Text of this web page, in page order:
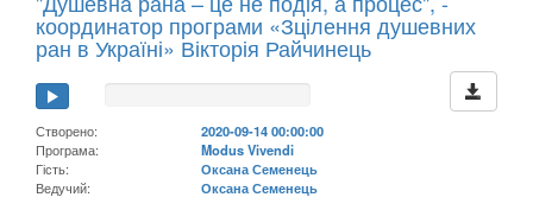
координатор програми «Зцілення душевних
ран в Україні» Вікторія Райчинець
Створено:
2020-09-14 00:00:00
Програма:
Modus Vivendi
Гість:
Оксана Семенець
Ведучий:
Оксана Семенець